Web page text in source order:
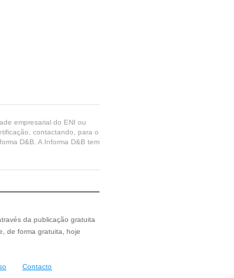
empresarial do ENI ou
contactando, para o
D&B. A Informa D&B tem
da publicação gratuita
de forma gratuita, hoje
Contacto